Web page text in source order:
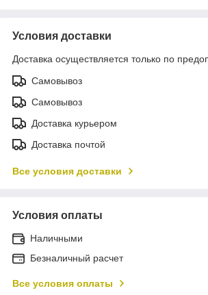
Условия доставки
Доставка осуществляется только по
Самовывоз
Самовывоз
Доставка курьером
Доставка почтой
Все условия доставки
Условия оплаты
Наличными
Безналичный расчет
Все условия оплаты